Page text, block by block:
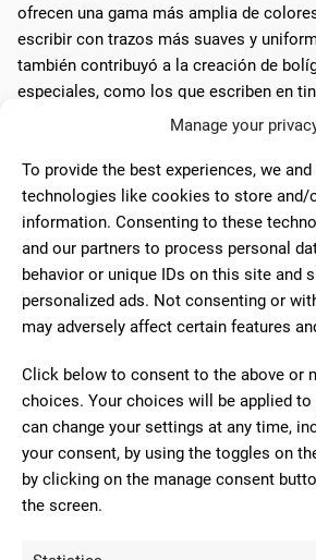
Manage your
To provide the best experiences, we
technologies like cookies to store and/
information. Consenting to these
and our partners to process personal
behavior or unique IDs on this site and
personalized ads. Not consenting or
may adversely affect certain features
Click below to consent to the above or
choices. Your choices will be applied
can change your settings at any time,
your consent, by using the toggles on
by clicking on the manage consent
the screen.
ofrecen una gama más amplia de
escribir con trazos más suaves y
también contribuyó a la creación de
especiales, como los que escriben en
En el ámbito de la sostenibilidad, el
se han convertido en consideraciones
fabricantes de bolígrafos. Modelos
con materiales reciclados son cada vez
reflejando una conciencia ambiental
consumidores y las empresas.
bolígrafos. Losbolígrafos inteligentes,
notas escritas a mano y sincronizarlas
electrónicos, demuestran cómo incluso
escritura más tradicionales pueden